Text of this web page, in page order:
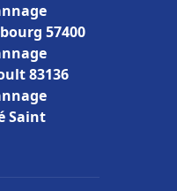
57400
83136
Saint